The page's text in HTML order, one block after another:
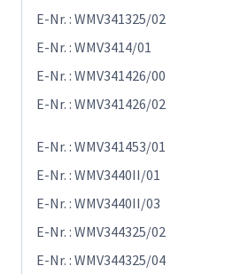
E-Nr. : WMV341325/02
E-Nr. : WMV3414/01
E-Nr. : WMV341426/00
E-Nr. : WMV341426/02
E-Nr. : WMV341453/01
E-Nr. : WMV3440II/01
E-Nr. : WMV3440II/03
E-Nr. : WMV344325/02
E-Nr. : WMV344325/04